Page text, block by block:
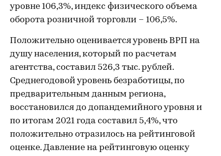
уровне 106,3%, индекс физического объема
оборота розничной торговли – 106,5%.
Положительно оценивается уровень ВРП на
душу населения, который по расчетам
агентства, составил 526,3 тыс. рублей.
Среднегодовой уровень безработицы, по
предварительным данным региона,
восстановился до допандемийного уровня и
по итогам 2021 года составил 5,4%, что
положительно отразилось на рейтинговой
оценке. Давление на рейтинговую оценку